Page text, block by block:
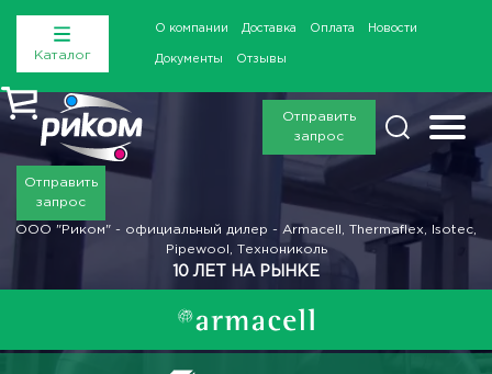
Каталог
О компании Доставка Оплата Новости
Документы Отзывы
Отправить
запрос
Отправить
запрос
ООО "Риком" - официальный дилер - Armacell, Thermaflex, Isotec,
Pipewool, Технониколь
10 ЛЕТ НА РЫНКЕ